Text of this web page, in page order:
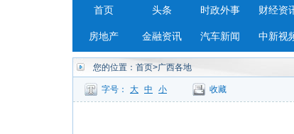
首页 头条 时政外事 财经资
房地产 金融资讯 汽车新闻 中新视
您的位置： 首页>广西各地
字号： 大 中 小 收藏